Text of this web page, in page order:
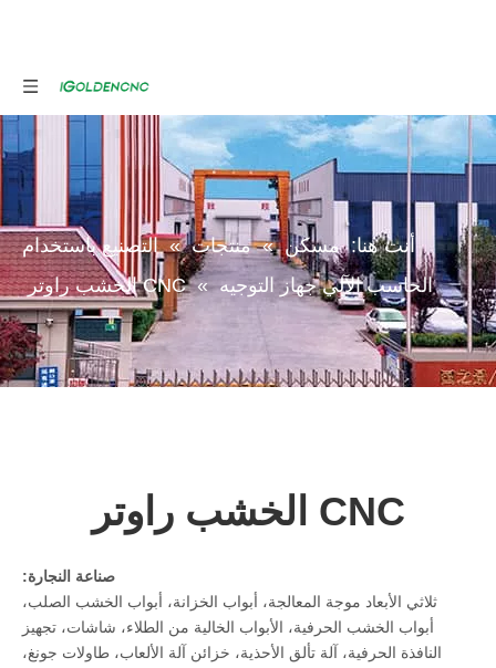
أنت هنا: مسكن » منتجات » التصنيع باستخدام
الحاسب الآلي جهاز التوجيه » CNC الخشب راوتر
CNC الخشب راوتر
صناعة النجارة:
ثلاثي الأبعاد موجة المعالجة، أبواب الخزانة، أبواب الخشب الصلب،
أبواب الخشب الحرفية، الأبواب الخالية من الطلاء، شاشات، تجهيز
النافذة الحرفية، آلة تألق الأحذية، خزائن آلة الألعاب، طاولات جونغ،